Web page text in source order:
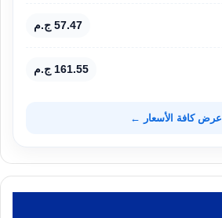
57.47 ج.م
161.55 ج.م
عرض كافة الأسعار ←